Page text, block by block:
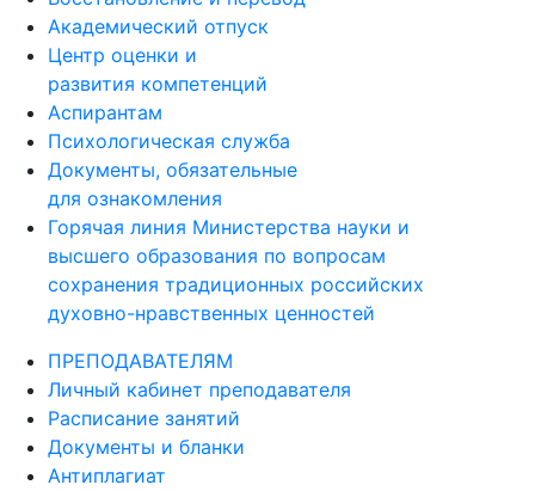
Академический отпуск
Центр оценки и
развития компетенций
Аспирантам
Психологическая служба
Документы, обязательные
для ознакомления
Горячая линия Министерства науки и
высшего образования по вопросам
сохранения традиционных российских
духовно-нравственных ценностей
ПРЕПОДАВАТЕЛЯМ
Личный кабинет преподавателя
Расписание занятий
Документы и бланки
Антиплагиат